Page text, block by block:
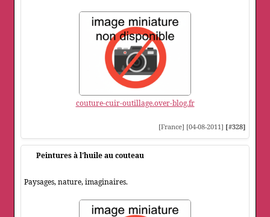
couture-cuir-outillage.over-blog.fr
[France] [04-08-2011] [#328]
Peintures à l'huile au couteau
Paysages, nature, imaginaires.